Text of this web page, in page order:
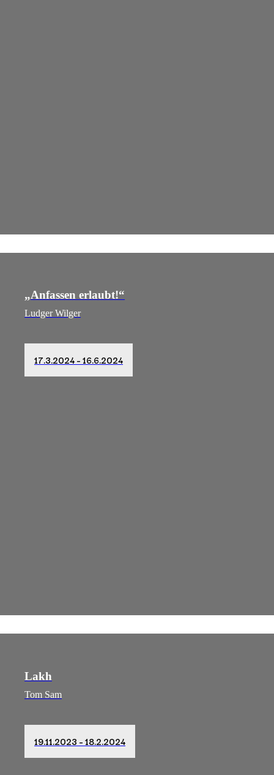
„Anfassen erlaubt!“
Ludger Wilger
17.3.2024 – 16.6.2024
Lakh
Tom Sam
19.11.2023 – 18.2.2024